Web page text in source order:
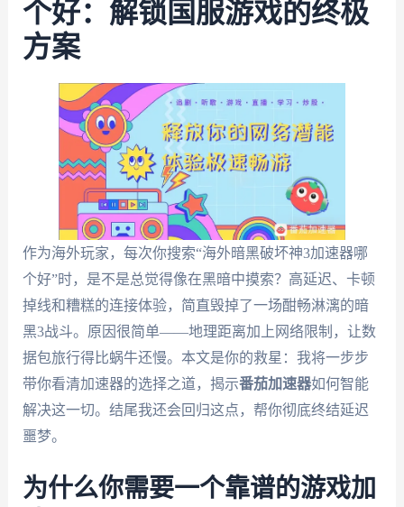
个好：解锁国服游戏的终极
方案
作为海外玩家，每次你搜索“海外暗黑破坏神3加速器哪
个好”时，是不是总觉得像在黑暗中摸索？高延迟、卡顿
掉线和糟糕的连接体验，简直毁掉了一场酣畅淋漓的暗
黑3战斗。原因很简单——地理距离加上网络限制，让数
据包旅行得比蜗牛还慢。本文是你的救星：我将一步步
带你看清加速器的选择之道，揭示番茄加速器如何智能
解决这一切。结尾我还会回归这点，帮你彻底终结延迟
噩梦。
为什么你需要一个靠谱的游戏加